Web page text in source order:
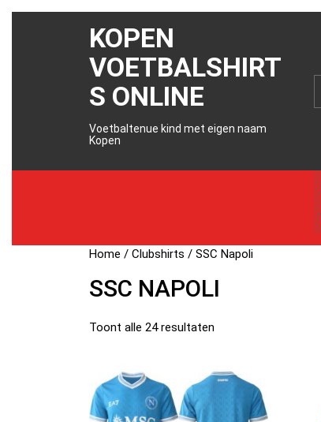
KOPEN
VOETBALSHIRT
S ONLINE
Voetbaltenue kind met eigen naam
Kopen
Home /Clubshirts / SSC Napoli
SSC NAPOLI
Toont alle 24 resultaten